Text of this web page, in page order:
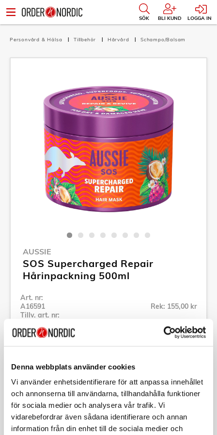
Denna webbplats använder cookies
Vi använder enhetsidentifierare för att anpassa innehållet
och annonserna till användarna, tillhandahålla funktioner
för sociala medier och analysera vår trafik. Vi
vidarebefordrar även sådana identifierare och annan
information från din enhet till de sociala medier och
SÖK BLI KUND LOGGA IN
Personvård & Hälsa Tillbehör Hårvård Schampo/Balsam
AUSSIE
SOS Supercharged Repair
Hårinpackning 500ml
Art. nr:
A16591
Tillv. art. nr:
Rek: 155,00 kr
Se alla produkter inom Aussie
Beskrivning
Art. nr:A16591